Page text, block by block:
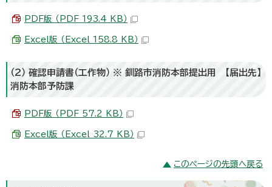
PDF版 （PDF 193.4 KB）
Excel版 （Excel 158.8 KB）
（2） 確認申請書（工作物） ※ 釧路市消防本部提出用 【届出先】
消防本部予防課
PDF版 （PDF 57.2 KB）
Excel版 （Excel 32.7 KB）
このページの先頭へ戻る